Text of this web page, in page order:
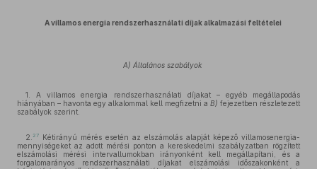
A villamos energia rendszerhasználati díjak alkalmazási feltételei
A) Általános szabályok
1. A villamos energia rendszerhasználati díjakat – egyéb megállapodás
hiányában – havonta egy alkalommal kell megfizetni a B) fejezetben részletezett
szabályok szerint.
2. 27
Kétirányú mérés esetén az elszámolás alapját képező villamosenergia-
mennyiségeket az adott mérési ponton a kereskedelmi szabályzatban rögzített
elszámolási mérési intervallumokban irányonként kell megállapítani, és a
forgalomarányos rendszerhasználati díjakat elszámolási időszakonként a